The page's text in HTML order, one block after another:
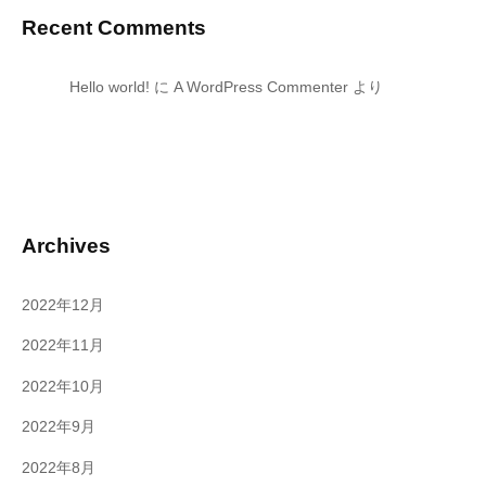
Recent Comments
Hello world! に A WordPress Commenterより
Archives
2022年12月
2022年11月
2022年10月
2022年9月
2022年8月